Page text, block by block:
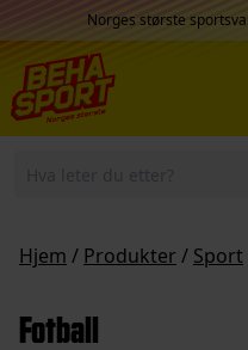
Hopp til innhold
Norges største
Hjem / Produkter / Sport
Fotball